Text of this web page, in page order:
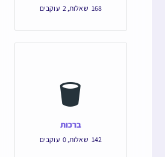
168 שאלות,
2 עוקבים
ברכות
142 שאלות,
0 עוקבים